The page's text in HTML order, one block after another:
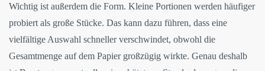
Wichtig ist außerdem die Form. Kleine Portionen werden häufiger
probiert als große Stücke. Das kann dazu führen, dass eine
vielfältige Auswahl schneller verschwindet, obwohl die
Gesamtmenge auf dem Papier großzügig wirkte. Genau deshalb